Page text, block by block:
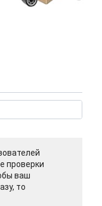
проверки
ваш
то